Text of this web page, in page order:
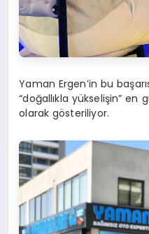
Yaman Ergen’in bu
“doğallıkla yükselişin”
olarak gösteriliyor.